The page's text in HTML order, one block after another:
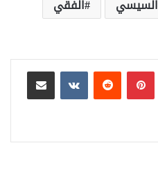
السيسي
الفقي
بينتيريست
مشاركة عبر البريد